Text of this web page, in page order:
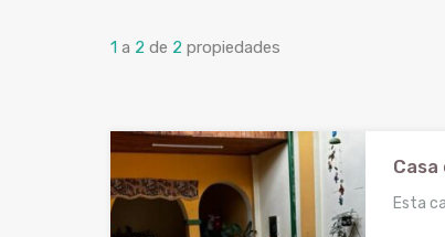
1 a 2 de 2 propiedades
Casa
Esta